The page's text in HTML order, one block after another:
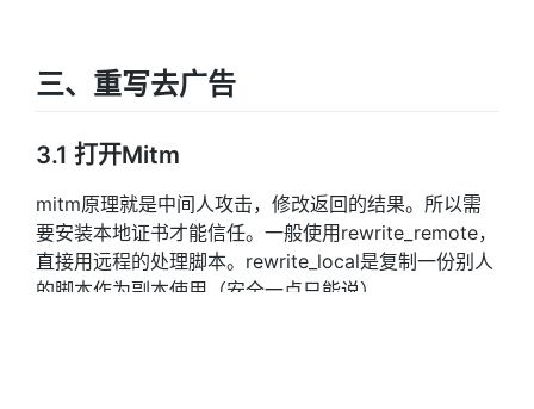
三、重写去广告
3.1 打开Mitm
mitm原理就是中间人攻击，修改返回的结果。所以需
要安装本地证书才能信任。一般使用rewrite_remote，
直接用远程的处理脚本。rewrite_local是复制一份别人
的脚本作为副本使用（安全一点只能说）。